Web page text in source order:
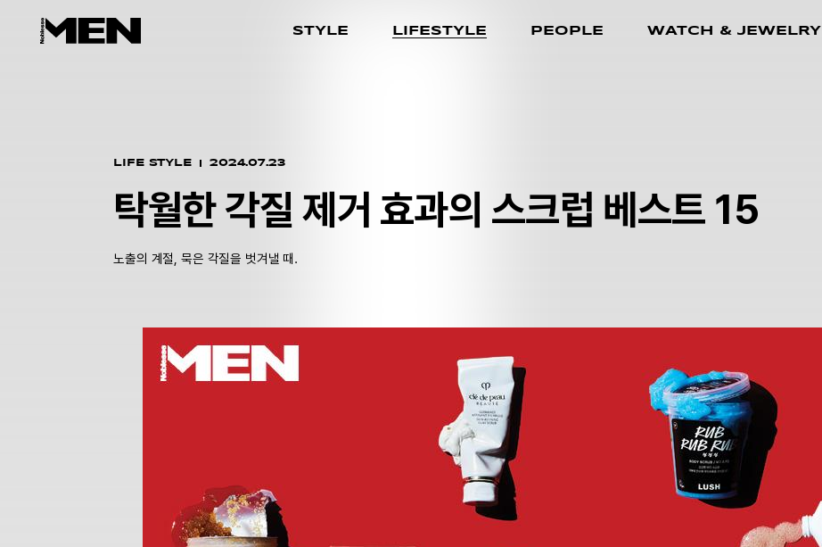
STYLE LIFESTYLE PEOPLE WATCH & JEWELRY
LIFE STYLE 2024.07.23
탁월한 각질 제거 효과의 스크럽 베스트 15
노출의 계절, 묵은 각질을 벗겨낼 때.